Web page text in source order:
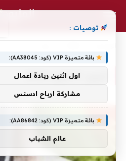
5 مايو، 2026
توصيات :
باقة متميزة VIP (كود: AA38045):
اول اثنين ريادة اعمال
مشاركة ارباح ادسنس
باقة متميزة VIP (كود: AA86842):
عالم الشباب